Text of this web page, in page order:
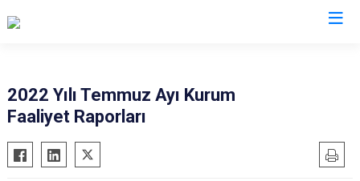
2022 Yılı Temmuz Ayı Kurum
Faaliyet Raporları